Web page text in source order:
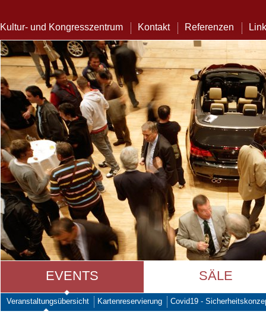
Kultur- und Kongresszentrum Kontakt Referenzen
EVENTS SÄLE
Veranstaltungsübersicht Kartenreservierung Covid19 -